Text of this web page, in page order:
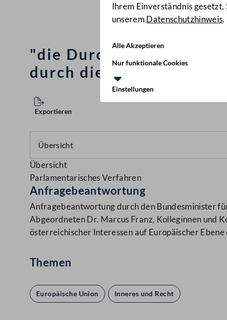
Ihrem Einverständnis
unserem Datenschutzhinweis.
Alle Akzeptieren
Nur funktionale Cookies
Einstellungen
"die Durchsetzung
durch die Mitglieder der
Exportieren
Übersicht
Parlamentarisches Verfahren
Anfragebeantwortung
Anfragebeantwortung durch den Bundesminister
Abgeordneten Dr. Marcus Franz, Kolleginnen und
österreichischer Interessen auf Europäischer
Themen
Europäische Union Inneres und Recht